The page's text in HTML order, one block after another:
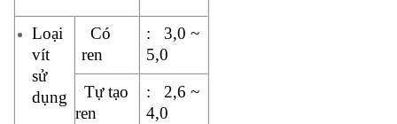
Loại
vít
sử
dụng
Có
ren
: 3,0 ~
5,0
Tự tạo
ren
: 2,6 ~
4,0